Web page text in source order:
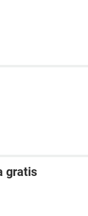
gratis